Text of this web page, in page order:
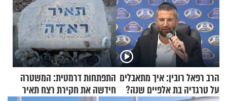
הרב רפאל רובין: איך מתאבלים
על טרגדיה בת אלפיים שנה?
התפתחות דרמטית: המשטרה
חידשה את חקירת רצח תאיר